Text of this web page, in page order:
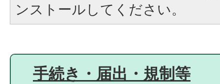
ンストールしてください。
手続き・届出・規制等